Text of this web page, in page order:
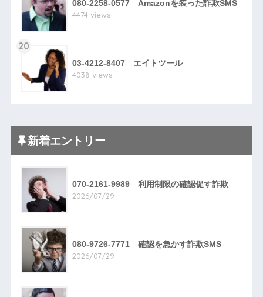
080-2258-0577 Amazonを装った詐欺SMS
4474 views
20
03-4212-8407 エイトツール
4038 views
新着エントリー
070-2161-9989 利用制限の確認促す詐欺
2026/07/29
080-9726-7771 確認を急かす詐欺SMS
2026/07/29